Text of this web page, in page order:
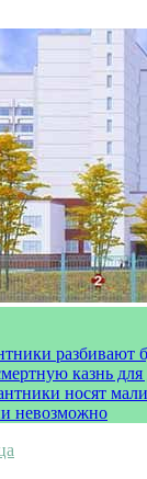
разбивают
казнь для
носят
невозможно